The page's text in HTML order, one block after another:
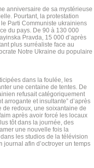
anniversaire de sa mystérieuse
Pourtant, la protestation
Parti Communiste ukrainiens
du pays. De 90 à 130 000
Pravda, 15 000 d’après
plus surréaliste face au
Notre Ukraine du populaire
dans la foulée, les
une centaine de tentes. De
refusait catégoriquement
arrogante et insultante” d’après
de redoux, une soixantaine de
après avoir forcé les locaux
tôt dans la journée, des
une nouvelle fois la
les studios de la télévision
afin d’octroyer un temps